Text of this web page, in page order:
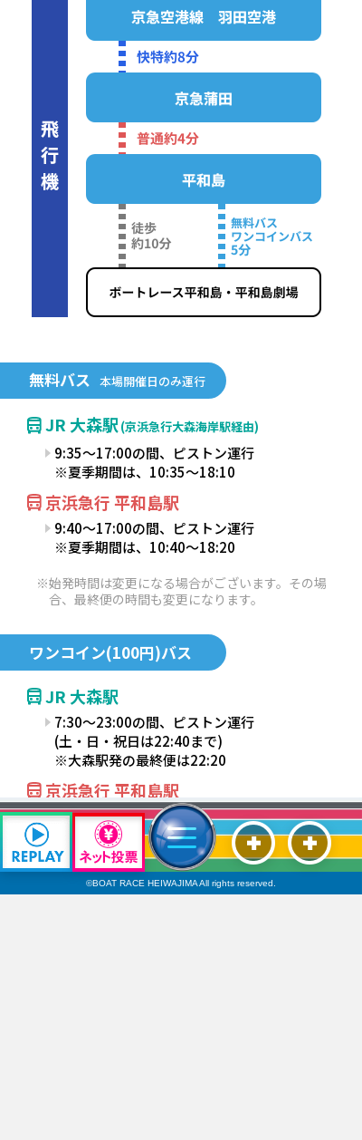
無料バス 本場開催日のみ運行
JR 大森駅 (京浜急行大森海岸駅経由)
9:35～17:00の間、ピストン運行
※夏季期間は、10:35～18:10
京浜急行 平和島駅
9:40～17:00の間、ピストン運行
※夏季期間は、10:40～18:20
※始発時間は変更になる場合がございます。その場
合、最終便の時間も変更になります。
ワンコイン(100円)バス
JR 大森駅
7:30～23:00の間、ピストン運行
(土・日・祝日は22:40まで)
※大森駅発の最終便は22:20
京浜急行 平和島駅
7:30～23:00の間、ピストン運行
(土・日・祝日は22:40まで)
※平和島駅発の最終便は22:20
平和島劇場ご利用の方(平和島劇場→JR大森駅、京急
©BOAT RACE HEIWAJIMA All rights reserved.
©BOAT RACE HEIWAJIMA All rights reserved.